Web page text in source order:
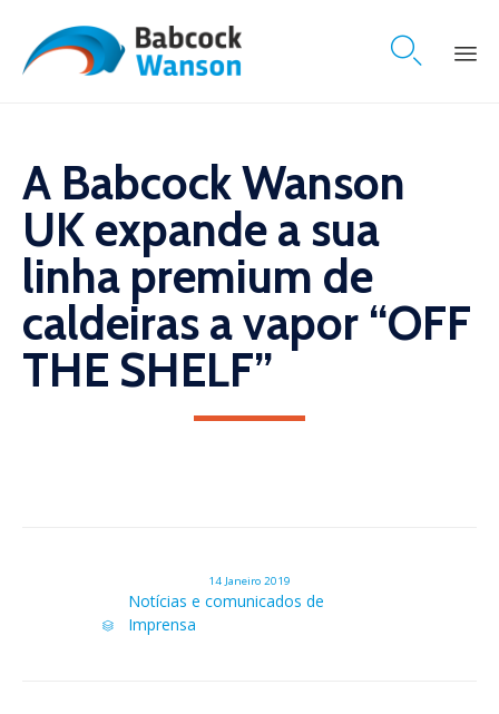

A Babcock Wanson
UK expande a sua
linha premium de
caldeiras a vapor “OFF
THE SHELF”
14 Janeiro 2019

Category
Notícias e comunicados de
Imprensa